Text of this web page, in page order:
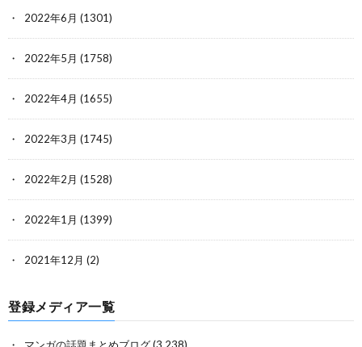
2022年6月 (1301)
2022年5月 (1758)
2022年4月 (1655)
2022年3月 (1745)
2022年2月 (1528)
2022年1月 (1399)
2021年12月 (2)
登録メディア一覧